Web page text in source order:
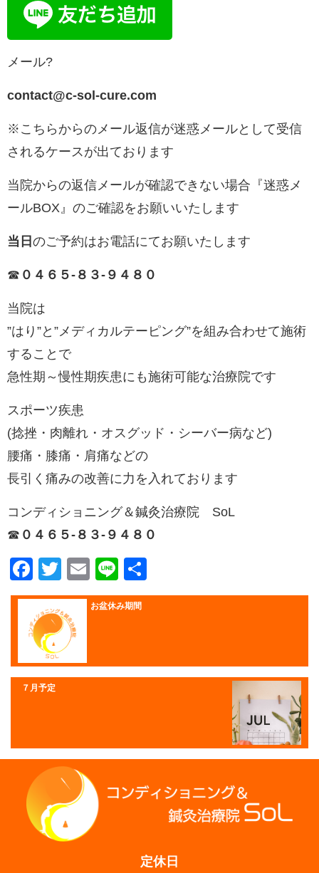
メール?
contact@c-sol-cure.com
※こちらからのメール返信が迷惑メールとして受信
されるケースが出ております
当院からの返信メールが確認できない場合『迷惑メ
ールBOX』のご確認をお願いいたします
当日 のご予約はお電話にてお願いたします
☎︎ ０４６５-８３-９４８０
当院は
”はり”と”メディカルテーピング”を組み合わせて施術
することで
急性期～慢性期疾患にも施術可能な治療院です
スポーツ疾患
(捻挫・肉離れ・オスグッド・シーバー病など)
腰痛・膝痛・肩痛などの
長引く痛みの改善に力を入れております
コンディショニング＆鍼灸治療院 SoL
☎︎ ０４６５-８３-９４８０
Facebook
Twitter
EmailLine
有
お盆休み期間
７月予定
定休日